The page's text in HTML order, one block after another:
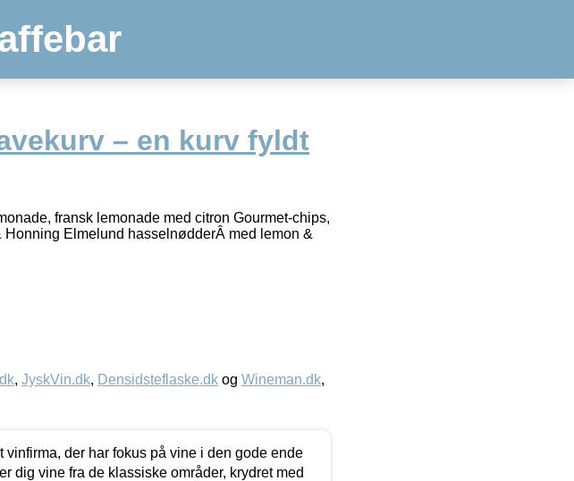
– en kurv fyldt
fransk lemonade med citron Gourmet-chips,
Elmelund hasselnødderÂ med lemon &
, JyskVin.dk, Densidsteflaske.dk og Wineman.dk,
vinfirma, der har fokus på vine i den gode ende
dig vine fra de klassiske områder, krydret med